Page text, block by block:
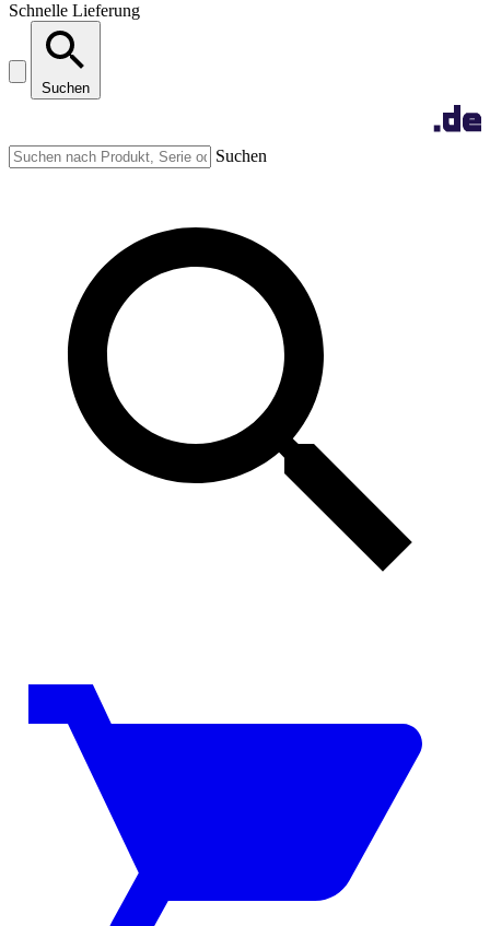
Schnelle Lieferung
Suchen
Suchen